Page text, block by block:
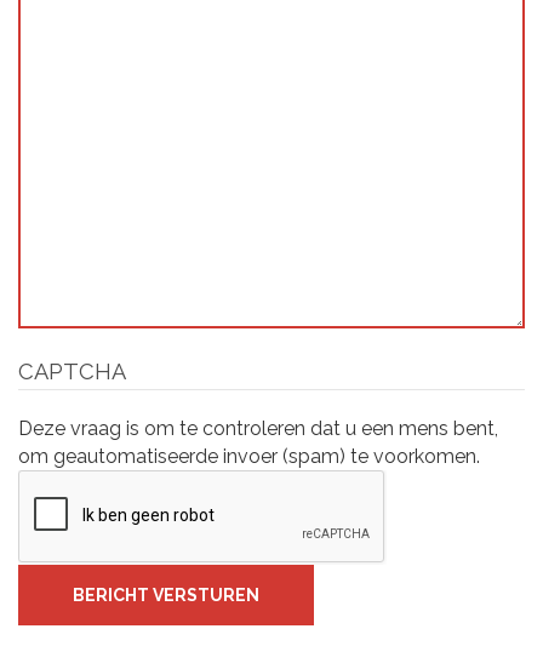
CAPTCHA
Deze vraag is om te controleren dat u een mens bent,
om geautomatiseerde invoer (spam) te voorkomen.